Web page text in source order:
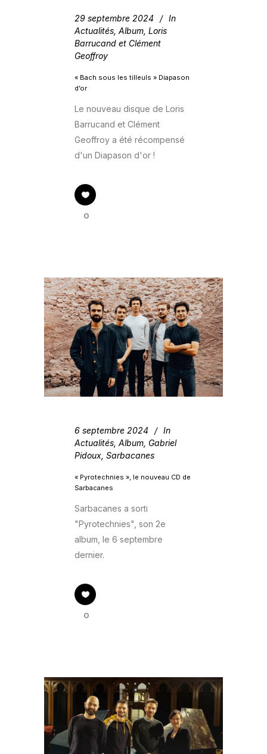
29 septembre 2024
In
Actualités Album Loris
Barrucand et Clément
Geoffroy
« Bach sous les tilleuls » Diapason
d’or
Le nouveau disque de Loris
Barrucand et Clément
Geoffroy a été récompensé
d'un Diapason d'or !
0
6 septembre 2024
In
Actualités Album Gabriel
Pidoux Sarbacanes
« Pyrotechnies », le nouveau CD de
Sarbacanes
Sarbacanes a sorti
"Pyrotechnies", son 2e
album, le 6 septembre
dernier.
0